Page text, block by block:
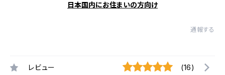
日本国内にお住まいの方向け
通報する
レビュー (16)